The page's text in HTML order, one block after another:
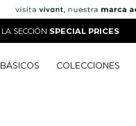
LA SECCIÓN SPECIAL PRICES
BÁSICOS COLECCIONES